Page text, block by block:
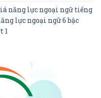
năng lực ngoại ngữ tiếng
lực ngoại ngữ 6 bậc
1